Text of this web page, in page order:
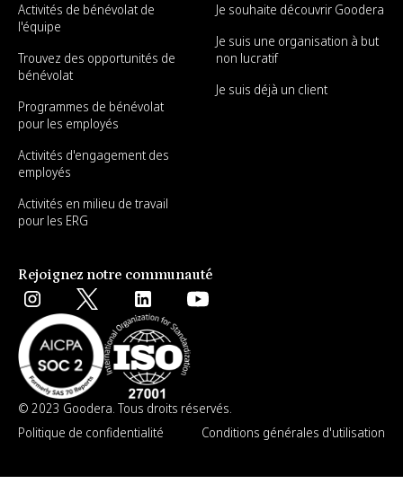
Activités de bénévolat de
l'équipe
Trouvez des opportunités de
bénévolat
Programmes de bénévolat
pour les employés
Activités d'engagement des
employés
Activités en milieu de travail
pour les ERG
Je souhaite découvrir Goodera
Je suis une organisation à but
non lucratif
Je suis déjà un client
Rejoignez notre communauté
© 2023 Goodera. Tous droits réservés.
Politique de confidentialité
Conditions générales d'utilisation